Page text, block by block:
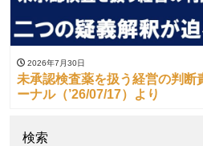
2026年7月30日
未承認検査薬を扱う経営の判断
ーナル（’26/07/17）より
検索